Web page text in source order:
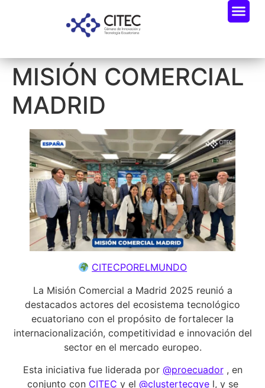
MISIÓN COMERCIAL
MADRID
CITECPORELMUNDO
La Misión Comercial a Madrid 2025 reunió a
destacados actores del ecosistema tecnológico
ecuatoriano con el propósito de fortalecer la
internacionalización, competitividad e innovación del
sector en el mercado europeo.
Esta iniciativa fue liderada por @proecuador, en
conjunto con CITEC y el @clustertecgyel, y se